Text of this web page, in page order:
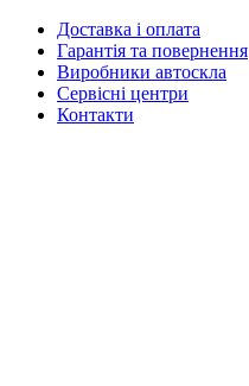
Доставка і оплата
Гарантія та повернення
Виробники автоскла
Сервісні центри
Контакти